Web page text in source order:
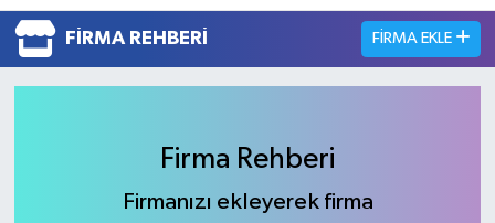
FIRMA REHBERI FIRMA EKLE
Firma Rehberi
Firmanızı ekleyerek firma
Hava Durumu
İstanbul Namaz Vakitleri
Süper Lig Puan Durumu ve Fikstür